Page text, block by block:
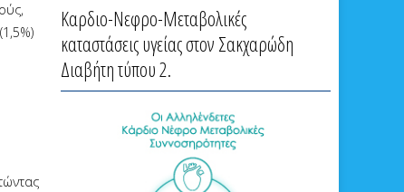
Καρδιο-Νεφρο-Μεταβολικές
καταστάσεις υγείας στον Σακχαρώδη
Διαβήτη τύπου 2.